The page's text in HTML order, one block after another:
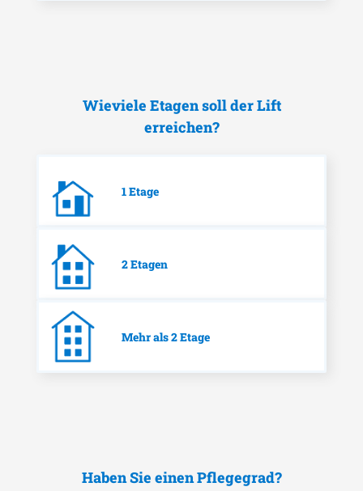
Wieviele Etagen soll der Lift
erreichen?
1 Etage
2 Etagen
Mehr als 2 Etage
Haben Sie einen Pflegegrad?